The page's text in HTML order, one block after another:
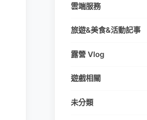
雲端服務
旅遊&美食&活動記事
露營 Vlog
遊戲相關
未分類